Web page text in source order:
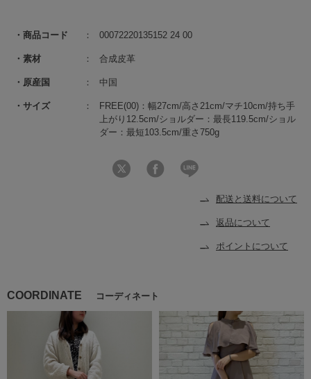
商品コード 00072220135152 24 00
素材 合成皮革
原産国 中国
サイズ
FREE(00)：幅27cm/高さ21cm/マチ10cm/持ち手
上がり12.5cm/ショルダー：最長119.5cm/ショル
ダー：最短103.5cm/重さ750g
配送と送料について
返品について
ポイントについて
COORDINATE コーディネート